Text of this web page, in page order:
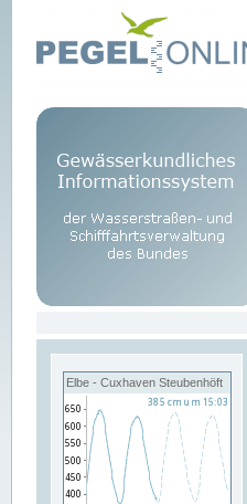
Elbe - Cuxhaven Steubenhöft